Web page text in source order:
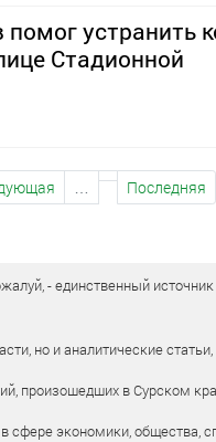
помог устранить
Стадионной
… Последняя
- единственный
но и аналитические
произошедших в Сурском
экономики, общества,